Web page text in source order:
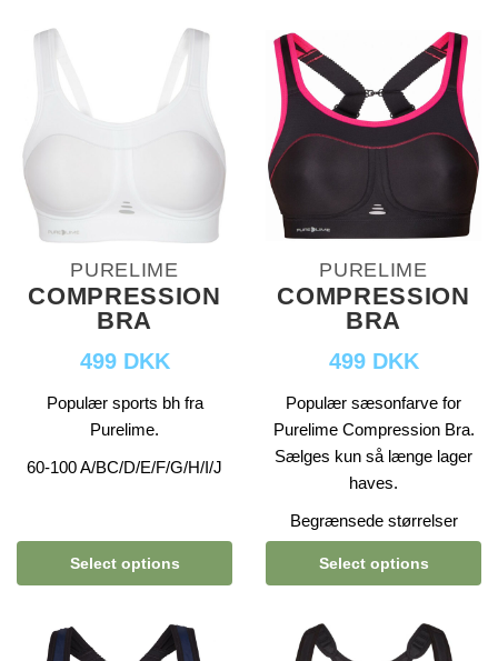
PURELIME
COMPRESSION
BRA
499 DKK
Populær sports bh fra
Purelime.
60-100 A/BC/D/E/F/G/H/I/J
Select options
PURELIME
COMPRESSION
BRA
499 DKK
Populær sæsonfarve for
Purelime Compression Bra.
Sælges kun så længe lager
haves.
Begrænsede størrelser
Select options